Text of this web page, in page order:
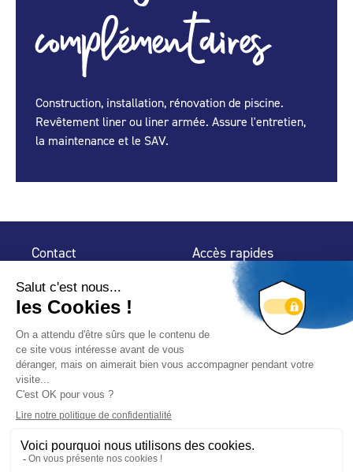
complémentaires
Construction, installation, rénovation de piscine.
Revêtement liner ou liner armée. Assure l'entretien,
la maintenance et le SAV.
Contact
32 rue de Mogador
75 009 Paris
Accès rapides
Espace Presse
Trouver un
professionnel
Nous suivre